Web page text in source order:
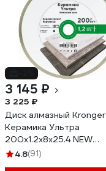
3 145 ₽
3 225 ₽
Диск алмазный Kronger
Керамика Ультра
200x1.2x8x25.4 NEW
KU100200
4.8(91)